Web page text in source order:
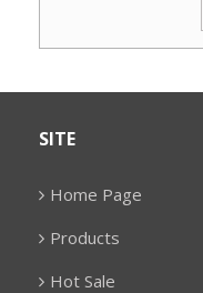
SITE
Home Page
Products
Hot Sale